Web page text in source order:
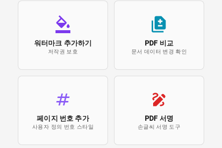
워터마크 추가하기
저작권 보호
PDF 비교
문서 데이터 변경 확인
페이지 번호 추가
사용자 정의 번호 스타일
PDF 서명
손글씨 서명 도구